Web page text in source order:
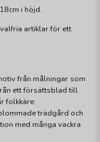
i höjd.
artiklar för ett
från målningar som
ett försättsblad till
folkkäre
trädgård och
med många vackra